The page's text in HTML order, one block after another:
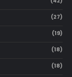
(27)
(19)
(18)
(18)